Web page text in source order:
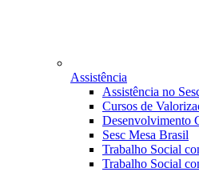
Assistência
Assistência no
Cursos de
Desenvolvimento
Sesc Mesa Brasil
Trabalho Social
Trabalho Social